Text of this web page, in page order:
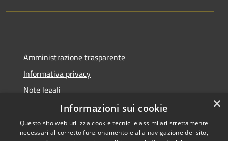
Amministrazione trasparente
Informativa privacy
Note legali
Dichiarazione di accessibilità
×
Informazioni sui cookie
Questo sito web utilizza cookie tecnici e assimilati strettamente
necessari al corretto funzionamento e alla navigazione del sito,